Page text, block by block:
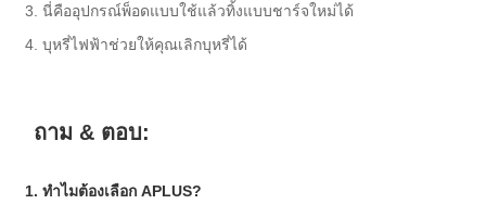
3. นี่คืออุปกรณ์พ็อดแบบใช้แล้วทิ้งแบบชาร์จใหม่ได้
4. บุหรี่ไฟฟ้าช่วยให้คุณเลิกบุหรี่ได้
ถาม & ตอบ:
1. ทำไมต้องเลือก APLUS?